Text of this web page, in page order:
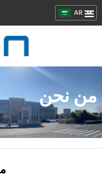
AR
من نحن